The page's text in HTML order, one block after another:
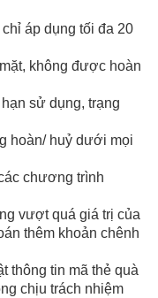
áp dụng tối đa 20
không được hoàn
sử dụng, trạng
hoàn/ huỷ dưới mọi
chương trình
vượt quá giá trị của
thêm khoản chênh
thông tin mã thẻ quà
chịu trách nhiệm